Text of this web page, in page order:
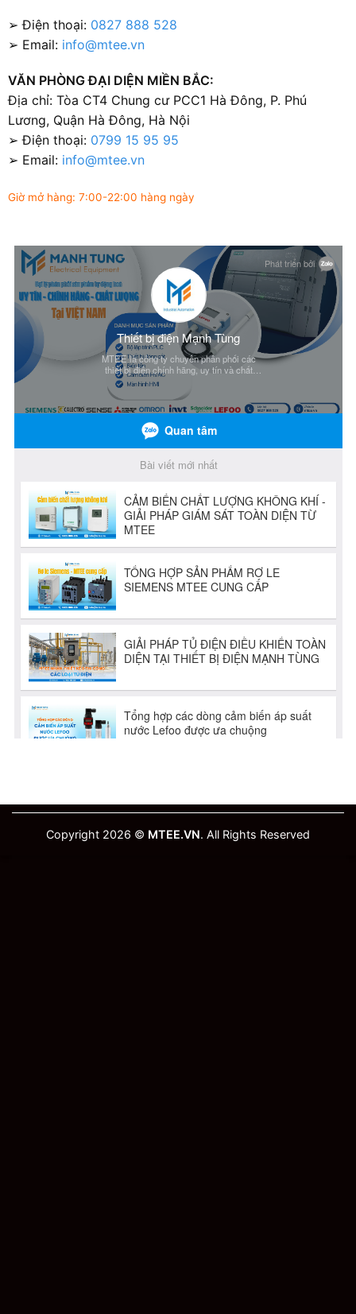
➢ Điện thoại: 0827 888 528
➢ Email: info@mtee.vn
VĂN PHÒNG ĐẠI DIỆN MIỀN BẮC:
Địa chỉ: Tòa CT4 Chung cư PCC1 Hà Đông, P. Phú
Lương, Quận Hà Đông, Hà Nội
➢ Điện thoại: 0799 15 95 95
➢ Email: info@mtee.vn
Giờ mở hàng: 7:00-22:00 hàng ngày
Copyright 2026 © MTEE.VN. All Rights Reserved